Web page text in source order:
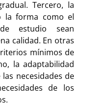
Tercero, la
la forma como el
estudio sean
calidad. En otras
mínimos de
la adaptabilidad
necesidades de
de los